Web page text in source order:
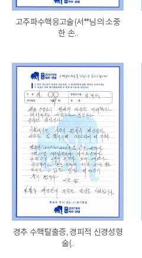
고주파수핵응고술(서**님의 소중
한 손..
경추 수핵탈출증, 경피적 신경성형
술(..